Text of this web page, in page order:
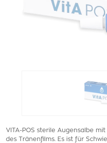
VITA-POS sterile Augensalbe
des Tränenfilms. Es ist für